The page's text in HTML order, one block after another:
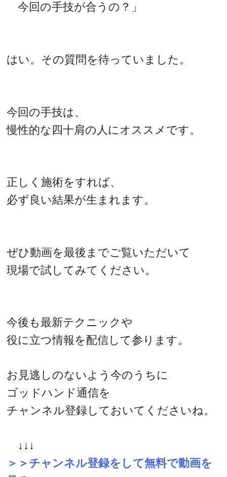
今回の手技が合うの？」
はい。その質問を待っていました。
今回の手技は、
慢性的な四十肩の人にオススメです。
正しく施術をすれば、
必ず良い結果が生まれます。
ぜひ動画を最後までご覧いただいて
現場で試してみてください。
今後も最新テクニックや
役に立つ情報を配信して参ります。
お見逃しのないよう今のうちに
ゴッドハンド通信を
チャンネル登録しておいてくださいね。
↓↓↓
＞＞チャンネル登録をして無料で動画を